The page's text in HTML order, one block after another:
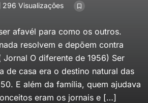
296 Visualizações
afavél para como os outros.
resolvem e depõem contra
Jornal O diferente de 1956) Ser
de casa era o destino natural das
E além da família, quem ajudava
eram os jornais e […]